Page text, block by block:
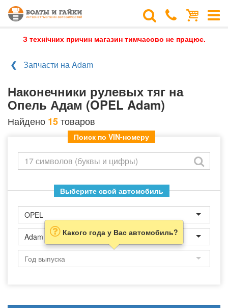
З технічних причин магазин тимчасово не працює.
Запчасти на Adam
Наконечники рулевых тяг на
Опель Адам (OPEL Adam)
Найдено 15товаров
Поиск по VIN-номеру
Выберите свой автомобиль
OPEL
Adam Какого года у Вас автомобиль?